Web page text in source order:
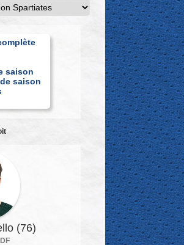
saison
saison
(76)
DF